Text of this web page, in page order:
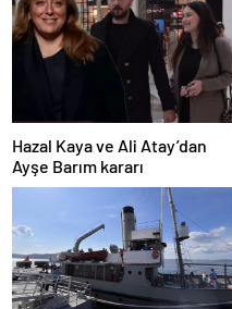
Hazal Kaya ve Ali Atay’dan
Ayşe Barım kararı